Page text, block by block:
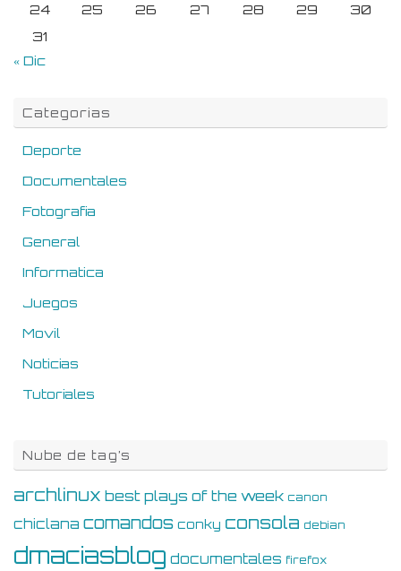
24
25 26 27 28 29
30
31
« Dic
Categorias
Deporte
Documentales
Fotografia
General
Informatica
Juegos
Movil
Noticias
Tutoriales
Nube de tag’s
archlinux best plays of the week canon
chiclana comandos conky consola debian
dmaciasblog documentales firefox